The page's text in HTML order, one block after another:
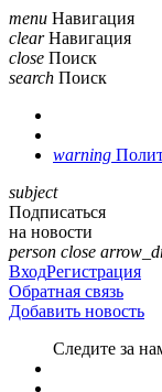
menu Навигация
clear Навигация
close Поиск
search Поиск
warning
subject
Подписаться
на новости
person close
ВходРегистрация
Обратная связь
Добавить новость
Cледите за